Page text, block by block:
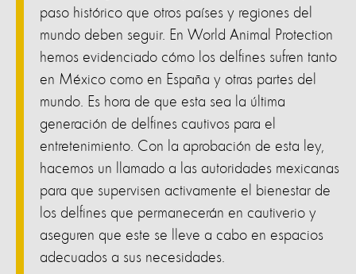
paso histórico que otros países y regiones del
mundo deben seguir. En World Animal Protection
hemos evidenciado cómo los delfines sufren tanto
en México como en España y otras partes del
mundo. Es hora de que esta sea la última
generación de delfines cautivos para el
entretenimiento. Con la aprobación de esta ley,
hacemos un llamado a las autoridades mexicanas
para que supervisen activamente el bienestar de
los delfines que permanecerán en cautiverio y
aseguren que este se lleve a cabo en espacios
adecuados a sus necesidades.